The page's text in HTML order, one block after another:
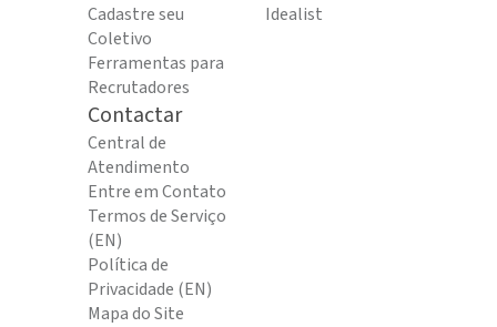
Cadastre seu
Coletivo
Ferramentas para
Recrutadores
Idealist
Contactar
Central de
Atendimento
Entre em Contato
Termos de Serviço
(EN)
Política de
Privacidade (EN)
Mapa do Site